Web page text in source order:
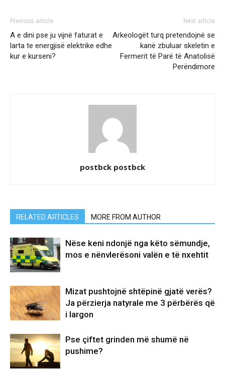
Previous article
A e dini pse ju vijnë faturat e
larta te energjisë elektrike edhe
kur e kurseni?
Next article
Arkeologët turq pretendojnë se
kanë zbuluar skeletin e
Fermerit të Parë të Anatolisë
Perëndimore
postbck postbck
RELATED ARTICLES MORE FROM AUTHOR
Nëse keni ndonjë nga këto sëmundje,
mos e nënvlerësoni valën e të nxehtit
Mizat pushtojnë shtëpinë gjatë verës?
Ja përzierja natyrale me 3 përbërës që
i largon
Pse çiftet grinden më shumë në
pushime?